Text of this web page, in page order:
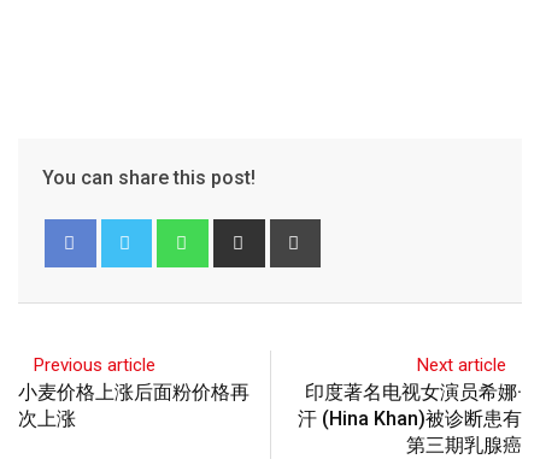
You can share this post!
Previous article
小麦价格上涨后面粉价格再
次上涨
Next article
印度著名电视女演员希娜·
汗 (Hina Khan)被诊断患有
第三期乳腺癌